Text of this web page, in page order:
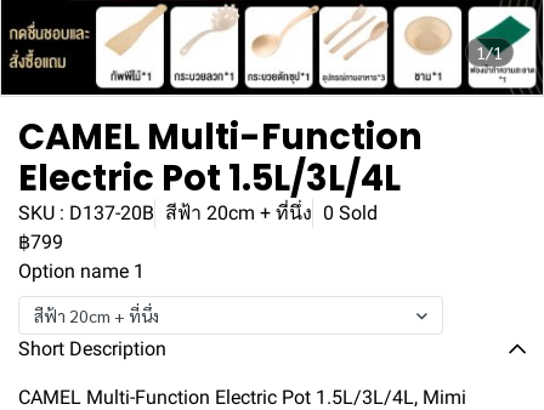
1/1
CAMEL Multi-Function
Electric Pot 1.5L/3L/4L
SKU : D137-20B สีฟ้า 20cm + ที่นึ่ง 0 Sold
฿799
Option name 1
สีฟ้า 20cm + ที่นึ่ง
Short Description
CAMEL Multi-Function Electric Pot 1.5L/3L/4L, Mimi